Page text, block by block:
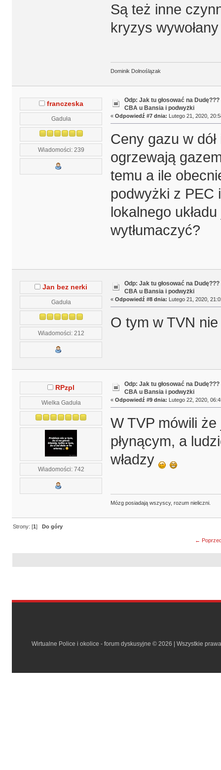
Są też inne
kryzys
Dominik Dolnoślązak
franczeska
Gaduła
Wiadomości: 239
Odp: Jak tu głosować na
CBA u Bansia i podwyżki
« Odpowiedź #7 dnia: Lutego 21, 2020,
Ceny gazu w
ogrzewają
temu a ile
podwyżki z PEC
lokalnego
wytłumaczyć?
Jan bez nerki
Gaduła
Wiadomości: 212
Odp: Jak tu głosować na
CBA u Bansia i podwyżki
« Odpowiedź #8 dnia: Lutego 21, 2020,
O tym w TVN
RPzpl
Wielka Gaduła
Wiadomości: 742
Odp: Jak tu głosować na
CBA u Bansia i podwyżki
« Odpowiedź #9 dnia: Lutego 22, 2020,
W TVP mówili
płynącym, a
władzy
Mózg posiadają wszyscy, rozum nieliczni.
Strony: [1]Do góry
←
Wirtualne Police i okolice - forum dyskusyjne © 2026 | Wszystkie